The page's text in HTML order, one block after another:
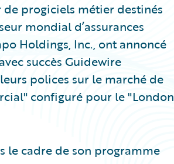
de progiciels métier destinés
mondial d’assurances
Holdings, Inc., ont annoncé
succès Guidewire
polices sur le marché de
configuré pour le "London
le cadre de son programme